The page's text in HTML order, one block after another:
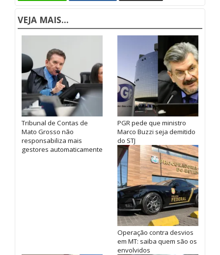
VEJA MAIS...
Tribunal de Contas de
Mato Grosso não
responsabiliza mais
gestores automaticamente
PGR pede que ministro
Marco Buzzi seja demitido
do STJ
Operação contra desvios
em MT: saiba quem são os
envolvidos